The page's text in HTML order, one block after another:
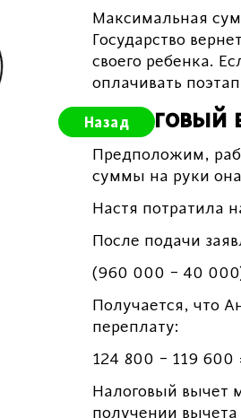
Назад
Максимальная
Государство
своего ребенка.
оплачивать
Налоговый
Предположим,
суммы на руки она
Настя потратила
После подачи
(960 000 − 40
Получается, что
переплату:
124 800 − 119 600
Налоговый вычет
получении